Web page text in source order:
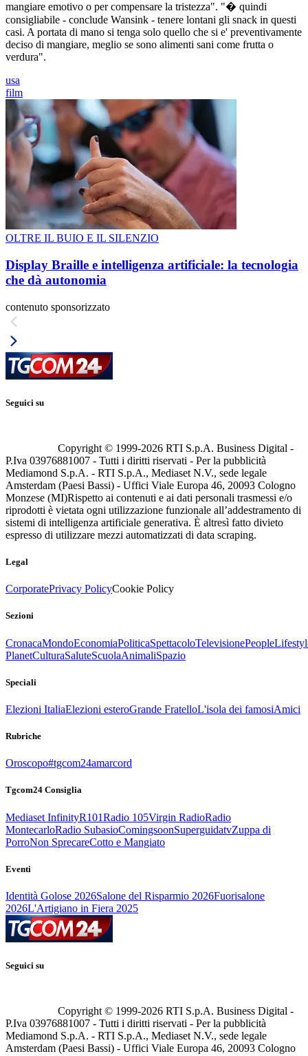
mangiare emotivo o per compensare la tristezza". "� quindi
consigliabile - conclude Wansink - tenere lontani gli snack in questi
casi. A portata di mano si tenga solo quello che si e' preventivamente
deciso di mangiare, meglio se sono alimenti sani come frutta o
verdura".
usa
film
OLTRE IL BUIO E IL SILENZIO
Display Braille e intelligenza artificiale: la tecnologia
che dà autonomia
contenuto sponsorizzato
Seguici su
Copyright © 1999-2026 RTI S.p.A. Business Digital -
P.Iva 03976881007 - Tutti i diritti riservati - Per la pubblicità
Mediamond S.p.A. - RTI S.p.A., Mediaset N.V., sede legale
Amsterdam (Paesi Bassi) - Uffici Viale Europa 46, 20093 Cologno
Monzese (MI)Rispetto ai contenuti e ai dati personali trasmessi e/o
riprodotti è vietata ogni utilizzazione funzionale all’addestramento di
sistemi di intelligenza artificiale generativa. È altresì fatto divieto
espresso di utilizzare mezzi automatizzati di data scraping.
Legal
CorporatePrivacy PolicyCookie Policy
Sezioni
CronacaMondoEconomiaPoliticaSpettacoloTelevisionePeople
PlanetCulturaSaluteScuolaAnimaliSpazio
Speciali
Elezioni ItaliaElezioni esteroGrande FratelloL'isola dei famosiAmici
Rubriche
Oroscopo#tgcom24amarcord
Tgcom24 Consiglia
Mediaset InfinityR101Radio 105Virgin RadioRadio
MontecarloRadio SubasioComingsoonSuperguidatvZuppa di
PorroNon SprecareCotto e Mangiato
Eventi
Identità Golose 2026Salone del Risparmio 2026Fuorisalone
2026L'Artigiano in Fiera 2025
Seguici su
Copyright © 1999-2026 RTI S.p.A. Business Digital -
P.Iva 03976881007 - Tutti i diritti riservati - Per la pubblicità
Mediamond S.p.A. - RTI S.p.A., Mediaset N.V., sede legale
Amsterdam (Paesi Bassi) - Uffici Viale Europa 46, 20093 Cologno